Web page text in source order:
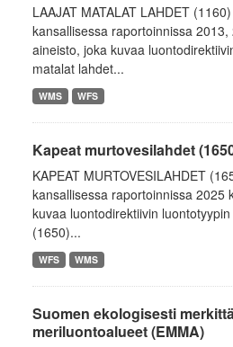
LAAJAT MATALAT LAHDET
kansallisessa raportoinnissa
aineisto, joka kuvaa
matalat lahdet...
WMS WFS
Kapeat murtovesilahdet
KAPEAT MURTOVESILAHDET
kansallisessa raportoinnissa 2025
kuvaa luontodirektiivin
(1650)...
WFS WMS
Suomen ekologisesti
meriluontoalueet (EMMA)